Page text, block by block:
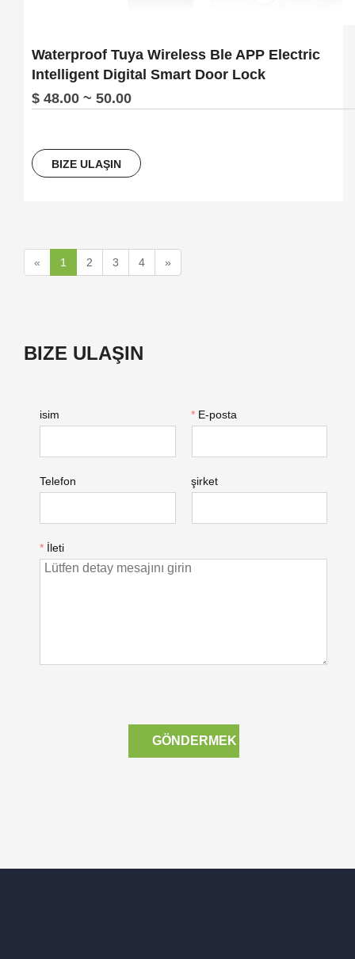
Waterproof Tuya Wireless Ble APP Electric
Intelligent Digital Smart Door Lock
$ 48.00 ~ 50.00
BIZE ULAŞIN
« 1 2 3 4 »
BIZE ULAŞIN
isim * E-posta
Telefon şirket
* İleti
GÖNDERMEK